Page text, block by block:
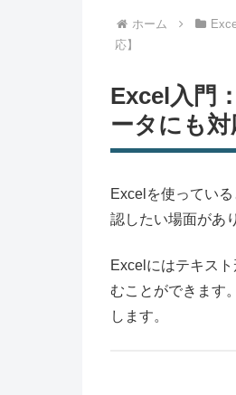
ホーム
応】
Excel入門
ータにも対
Excelを使ってい
認したい場面があ
Excelにはテキス
むことができます
します。